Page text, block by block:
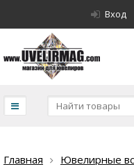
Вход
Главная Ювелирные